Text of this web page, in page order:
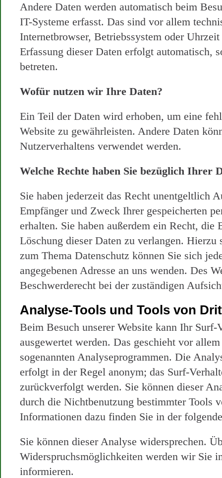
Andere Daten werden automatisch beim
IT-Systeme erfasst. Das sind vor allem
Internetbrowser, Betriebssystem oder
Erfassung dieser Daten erfolgt automatisch,
betreten.
Wofür nutzen wir Ihre Daten?
Ein Teil der Daten wird erhoben, um eine
Website zu gewährleisten. Andere Daten
Nutzerverhaltens verwendet werden.
Welche Rechte haben Sie bezüglich Ihrer
Sie haben jederzeit das Recht unentgeltlich
Empfänger und Zweck Ihrer gespeicherten
erhalten. Sie haben außerdem ein Recht, die
Löschung dieser Daten zu verlangen. Hierzu
zum Thema Datenschutz können Sie sich
angegebenen Adresse an uns wenden. Des
Beschwerderecht bei der zuständigen
Analyse-Tools und Tools von
Beim Besuch unserer Website kann Ihr Surf-
ausgewertet werden. Das geschieht vor
sogenannten Analyseprogrammen. Die
erfolgt in der Regel anonym; das Surf-
zurückverfolgt werden. Sie können dieser
durch die Nichtbenutzung bestimmter Tools
Informationen dazu finden Sie in der
Sie können dieser Analyse widersprechen.
Widerspruchsmöglichkeiten werden wir Sie
informieren.